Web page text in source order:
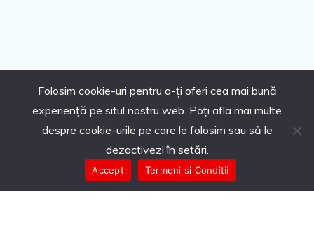
Folosim cookie-uri pentru a-ți oferi cea mai bună
experiență pe situl nostru web. Poți afla mai multe
despre cookie-urile pe care le folosim sau să le
dezactivezi în setări.
Accept Termeni si Conditii